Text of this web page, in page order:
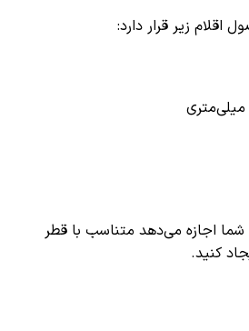
زیر قرار دارد:
اجازه می‌دهد متناسب با قطر
کنید.